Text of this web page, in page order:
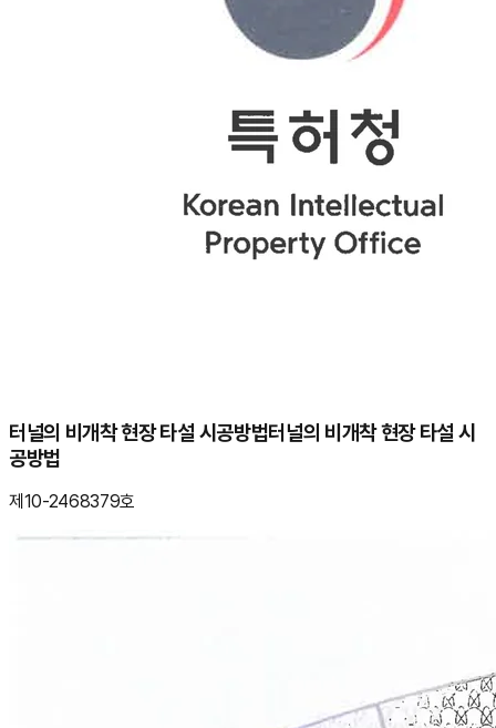
터널의 비개착 현장 타설 시공방법터널의 비개착 현장 타설 시
공방법
제10-2468379호